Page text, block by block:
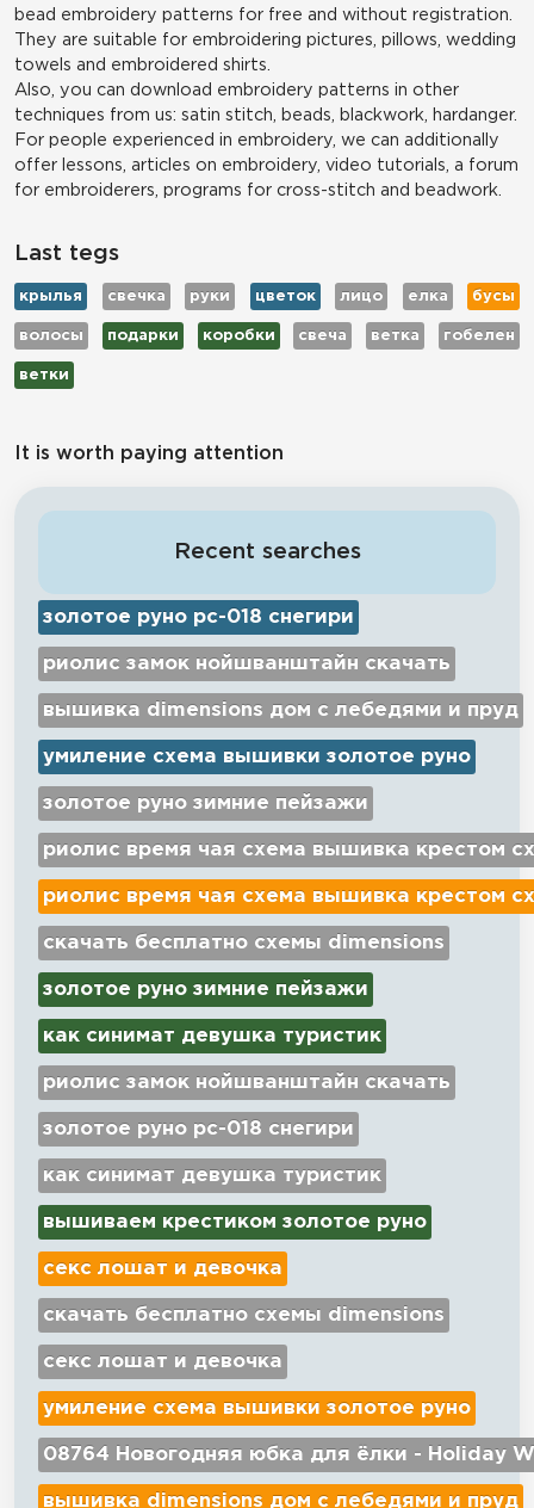
bead embroidery patterns for free and without registration.
They are suitable for embroidering pictures, pillows, wedding
towels and embroidered shirts.
Also, you can download embroidery patterns in other
techniques from us: satin stitch, beads, blackwork, hardanger.
For people experienced in embroidery, we can additionally
offer lessons, articles on embroidery, video tutorials, a forum
for embroiderers, programs for cross-stitch and beadwork.
Last tegs
крылья свечка руки цветок лицо елка бусы
волосы подарки коробки свеча ветка гобелен
ветки
It is worth paying attention
Recent searches
золотое руно рс-018 снегири
риолис замок нойшванштайн скачать
вышивка dimensions дом с лебедями и пруд
умиление схема вышивки золотое руно
золотое руно зимние пейзажи
риолис время чая схема вышивка крестом
риолис время чая схема вышивка крестом
скачать бесплатно схемы dimensions
золотое руно зимние пейзажи
как синимат девушка туристик
риолис замок нойшванштайн скачать
золотое руно рс-018 снегири
как синимат девушка туристик
вышиваем крестиком золотое руно
секс лошат и девочка
скачать бесплатно схемы dimensions
секс лошат и девочка
умиление схема вышивки золотое руно
08764 Новогодняя юбка для ёлки - Holiday
вышивка dimensions дом с лебедями и пруд